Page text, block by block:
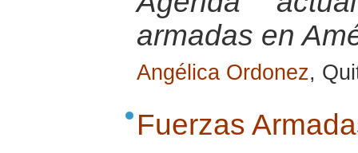
armadas en
Angélica Ordonez,
Fuerzas